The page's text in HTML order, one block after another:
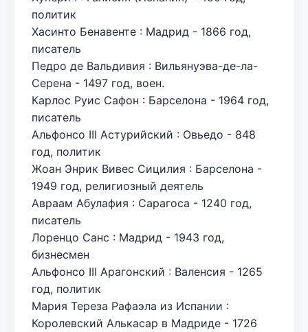
политик
Хасинто Бенавенте : Мадрид - 1866 год,
писатель
Педро де Вальдивия : Вильянуэва-де-ла-
Серена - 1497 год, воен.
Карлос Руис Сафон : Барселона - 1964 год,
писатель
Альфонсо III Астурийский : Овьедо - 848
год, политик
Жоан Энрик Вивес Сицилия : Барселона -
1949 год, религиозный деятель
Авраам Абулафия : Сарагоса - 1240 год,
писатель
Лоренцо Санс : Мадрид - 1943 год,
бизнесмен
Альфонсо III Арагонский : Валенсия - 1265
год, политик
Мария Тереза Рафаэла из Испании :
Королевский Алькасар в Мадриде - 1726